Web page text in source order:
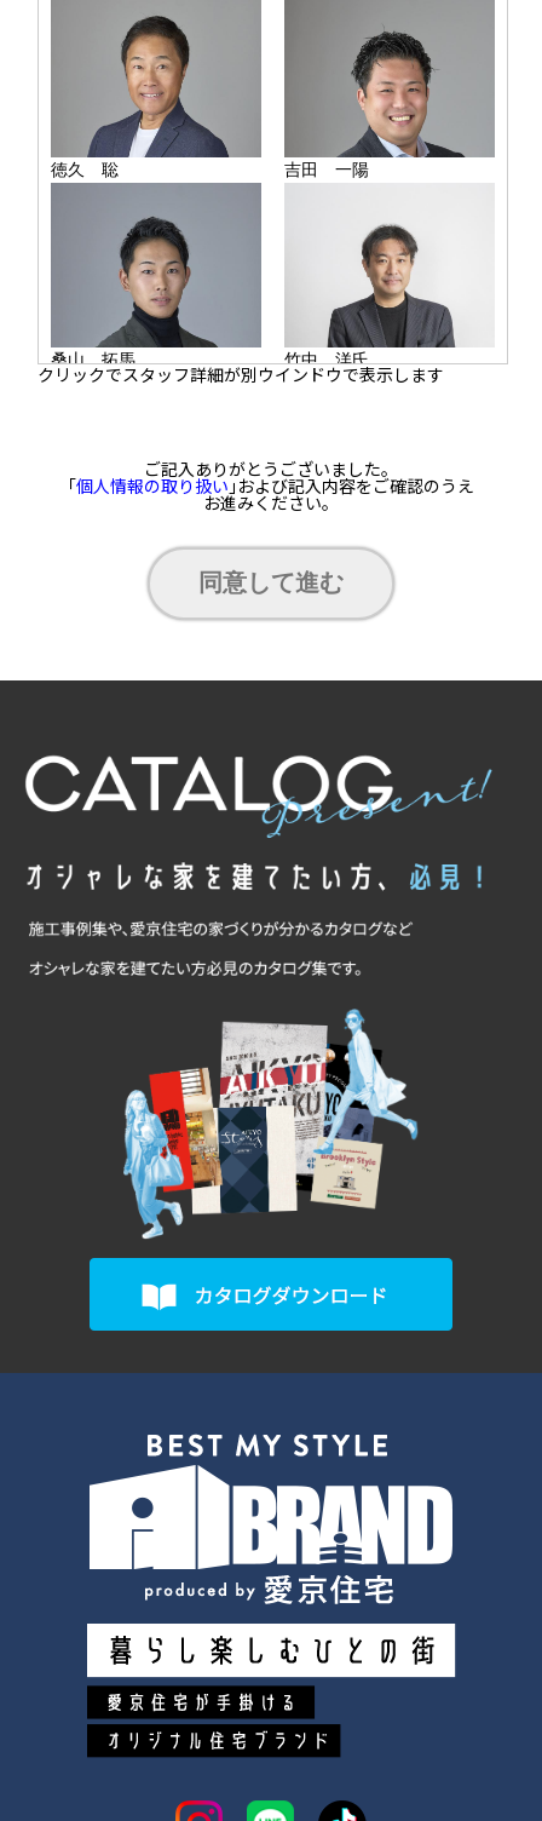
クリックでスタッフ詳細が別ウインドウで表示します
ご記入ありがとうございました。
｢個人情報の取り扱い ｣および記入内容をご確認のうえ
お進みください。
同意して進む